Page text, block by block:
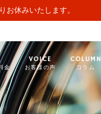
休みいたします。
金
VOICE
お客様の声
COLUMN
コラム